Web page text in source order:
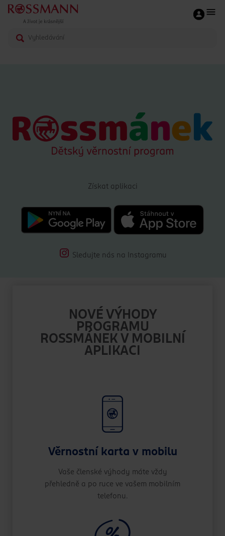
Získat aplikaci
Sledujte nás na Instagramu
NOVÉ VÝHODY
PROGRAMU
ROSSMÁNEK V MOBILNÍ
APLIKACI
Věrnostní karta v mobilu
Vaše členské výhody máte vždy
přehledně a po ruce ve vašem mobilním
telefonu.